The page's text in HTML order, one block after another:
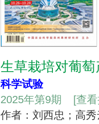
生草栽培对葡
科学试验
2025年第9期
[查
作者：刘西忠；高秀